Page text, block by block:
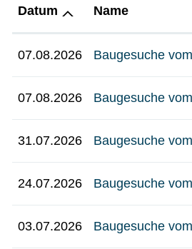
Datum Name
07.08.2026 Baugesuche
07.08.2026 Baugesuche
31.07.2026 Baugesuche
24.07.2026 Baugesuche
03.07.2026 Baugesuche